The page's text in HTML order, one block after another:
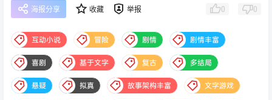
海报分享 收藏 举报 0 0
互动小说 冒险 剧情 剧情丰富
喜剧 基于文字 复古 多结局
悬疑 拟真 故事架构丰富 文字游戏